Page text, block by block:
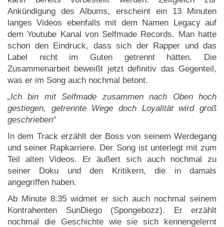
Ankündigung des Albums, erscheint ein 13 Minuten
langes Videos ebenfalls mit dem Namen Legacy auf
dem Youtube Kanal von Selfmade Records. Man hatte
schon den Eindruck, dass sich der Rapper und das
Label nicht im Guten getrennt hätten. Die
Zusammenarbeit beweißt jetzt definitiv das Gegenteil,
was er im Song auch nochmal betont.
„Ich bin mit Selfmade zusammen nach Oben hoch
gestiegen, getrennte Wege doch Loyalität wird groß
geschrieben“
In dem Track erzählt der Boss von seinem Werdegang
und seiner Rapkarriere. Der Song ist unterlegt mit zum
Teil alten Videos. Er äußert sich auch nochmal zu
seiner Doku und den Kritikern, die in damals
angegriffen haben.
Ab Minute 8:35 widmet er sich auch nochmal seinem
Kontrahenten SunDiego (Spongebozz). Er erzählt
nochmal die Geschichte wie sie sich kennengelernt